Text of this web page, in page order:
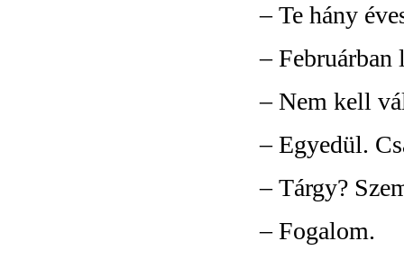
–Te hány
–Februárban
–Nem kell
–Egyedül.
–Tárgy?
–Fogalom.